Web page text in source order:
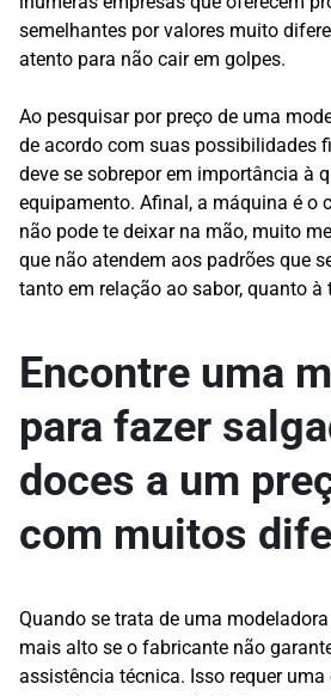
semelhantes por valores muito
atento para não cair em golpes.
Ao pesquisar por preço de uma
de acordo com suas possibilidades
deve se sobrepor em importância à
equipamento. Afinal, a máquina é o
não pode te deixar na mão, muito
que não atendem aos padrões que
tanto em relação ao sabor, quanto
Encontre uma
para fazer
doces a um
com muitos
Quando se trata de uma
mais alto se o fabricante não
assistência técnica. Isso requer